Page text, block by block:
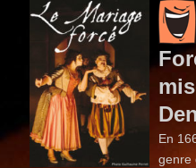
En
genre